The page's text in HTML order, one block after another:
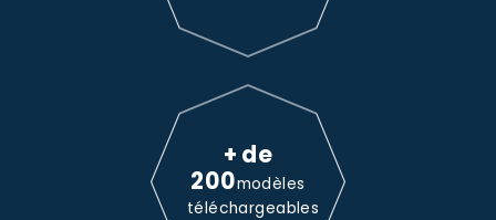
+ de
200modèles
téléchargeables